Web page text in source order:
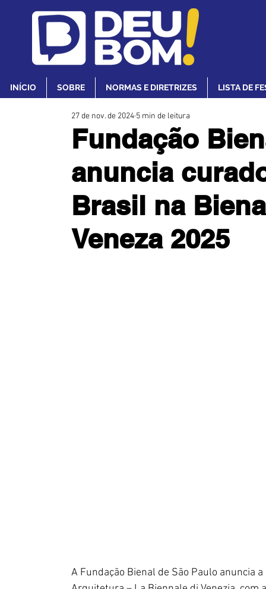
INÍCIO SOBRE NORMAS E DIRETRIZES LISTA DE
Fundação
anuncia
Brasil na
Veneza 2025
27 de nov. de 2024 5 min de leitura
A Fundação Bienal de São Paulo anuncia